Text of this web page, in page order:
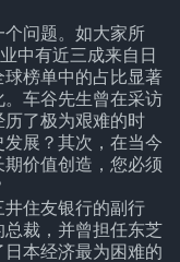
问题。如大家所
中有近三成来自日
榜单中的占比显著
车谷先生曾在采访
了极为艰难的时
展？其次，在当今
价值创造，您必须
住友银行的副行
裁，并曾担任东芝
本经济最为困难的